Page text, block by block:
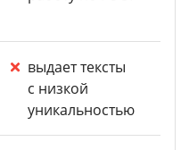
выдает тексты
с низкой
уникальностью